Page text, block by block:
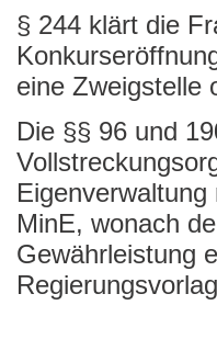
§ 244 klärt die
eine Zweigstelle
Die §§ 96 und
MinE, wonach
Gewährleistung